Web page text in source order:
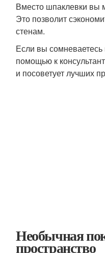
Вместо шпаклевки вы
Это позволит
стенам.
Если вы сомневаетесь
помощью к
и посоветует лучших
Необычная
пространство